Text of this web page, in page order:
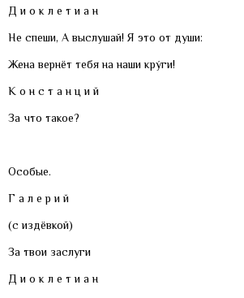
Д и о к л е т и а н
Не спеши, А выслушай! Я это от души:
Жена вернёт тебя на наши крýги!
К о н с т а н ц и й
За что такое?
Особые.
Г а л е р и й
(с издёвкой)
За твои заслуги
Д и о к л е т и а н